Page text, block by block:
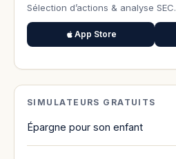
Sélection d’actions & analyse SEC.
App Store
SIMULATEURS GRATUITS
Épargne pour son enfant